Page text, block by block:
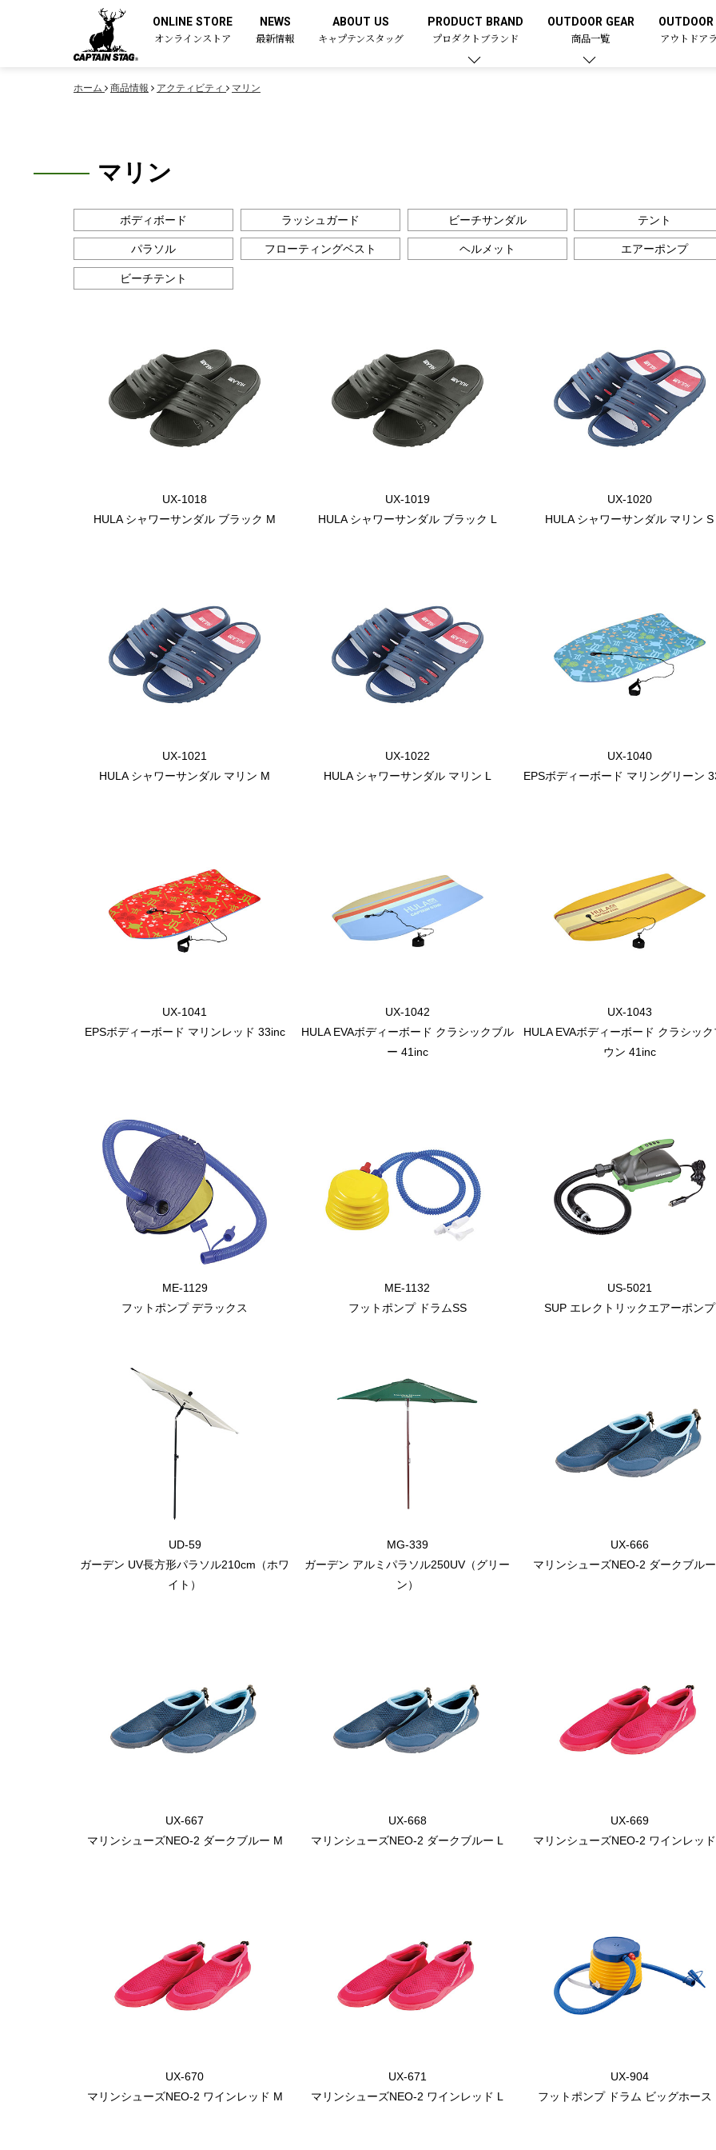
ONLINE STORE
オンラインストア
NEWS
最新情報
ABOUT US
キャプテンスタッグ
PRODUCT BRAND
プロダクトブランド
OUTDOOR GEAR
商品一覧
OUTDOOR
アウトドア
ホーム 商品情報 アクティビティ マリン
マリン
ボディボード ラッシュガード ビーチサンダル テント
パラソル フローティングベスト ヘルメット エアーポンプ
ビーチテント
UX-1018
HULA シャワーサンダル ブラック M
UX-1019
HULA シャワーサンダル ブラック L
UX-1020
HULA シャワーサンダル マリン S
UX-1021
HULA シャワーサンダル マリン M
UX-1022
HULA シャワーサンダル マリン L
UX-1040
EPSボディーボード マリングリーン
UX-1041
EPSボディーボード マリンレッド 33inc
UX-1042
HULA EVAボディーボード クラシックブル
ー 41inc
UX-1043
HULA EVAボディーボード クラシッ
ウン 41inc
ME-1129
フットポンプ デラックス
ME-1132
フットポンプ ドラムSS
US-5021
SUP エレクトリックエアーポンプ
UD-59
ガーデン UV長方形パラソル210cm（ホワ
イト）
MG-339
ガーデン アルミパラソル250UV（グリー
ン）
UX-666
マリンシューズNEO-2 ダークブル
UX-667
マリンシューズNEO-2 ダークブルー M
UX-668
マリンシューズNEO-2 ダークブルー L
UX-669
マリンシューズNEO-2 ワインレッ
UX-670
マリンシューズNEO-2 ワインレッド M
UX-671
マリンシューズNEO-2 ワインレッド L
UX-904
フットポンプ ドラム ビッグホース